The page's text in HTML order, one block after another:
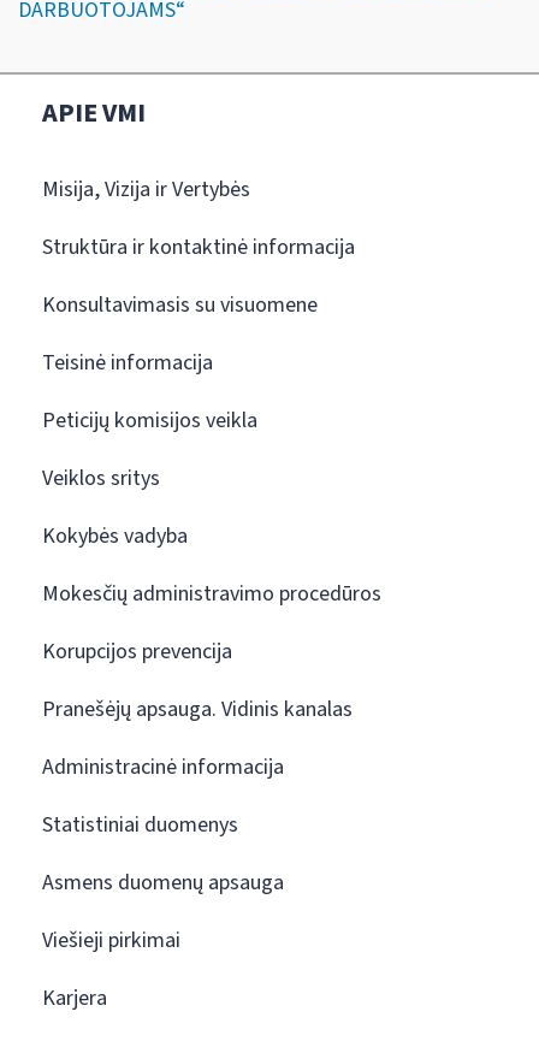
DARBUOTOJAMS“
APIE VMI
Misija, Vizija ir Vertybės
Struktūra ir kontaktinė informacija
Konsultavimasis su visuomene
Teisinė informacija
Peticijų komisijos veikla
Veiklos sritys
Kokybės vadyba
Mokesčių administravimo procedūros
Korupcijos prevencija
Pranešėjų apsauga. Vidinis kanalas
Administracinė informacija
Statistiniai duomenys
Asmens duomenų apsauga
Viešieji pirkimai
Karjera